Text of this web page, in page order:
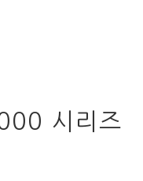
시리즈